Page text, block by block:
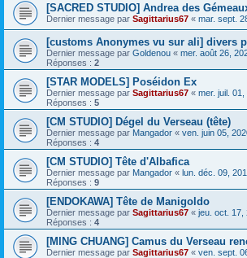
[SACRED STUDIO] Andrea des
Dernier message par Sagittarius67 « mar. sept.
[customs Anonymes vu sur ali] divers
Dernier message par Goldenou « mer. août 26,
Réponses : 2
[STAR MODELS] Poséidon Ex
Dernier message par Sagittarius67 « mer. juil.
Réponses : 5
[CM STUDIO] Dégel du Verseau (tête)
Dernier message par Mangador « ven. juin 05,
Réponses : 4
[CM STUDIO] Tête d'Albafica
Dernier message par Mangador « lun. déc. 09,
Réponses : 9
[ENDOKAWA] Tête de Manigoldo
Dernier message par Sagittarius67 « jeu. oct. 17,
Réponses : 4
[MING CHUANG] Camus du Verseau
Dernier message par Sagittarius67 « ven. sept.